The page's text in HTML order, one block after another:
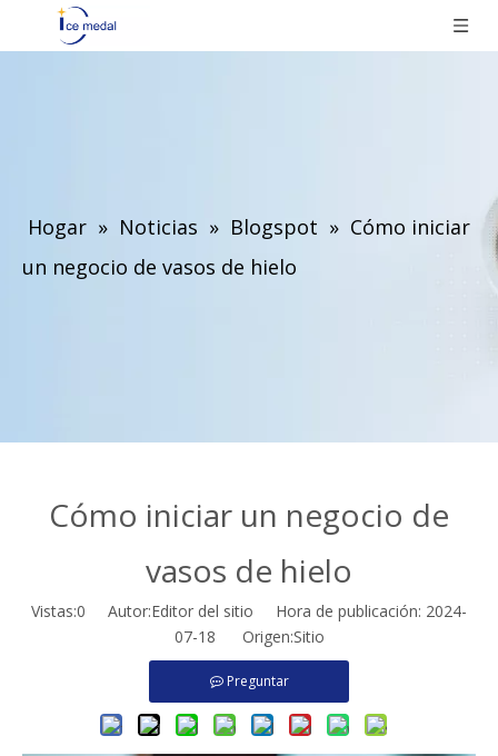
Hogar » Noticias » Blogspot » Cómo iniciar
un negocio de vasos de hielo
Cómo iniciar un negocio de
vasos de hielo
Vistas:0 Autor:Editor del sitio Hora de publicación: 2024-
07-18 Origen:Sitio
Preguntar